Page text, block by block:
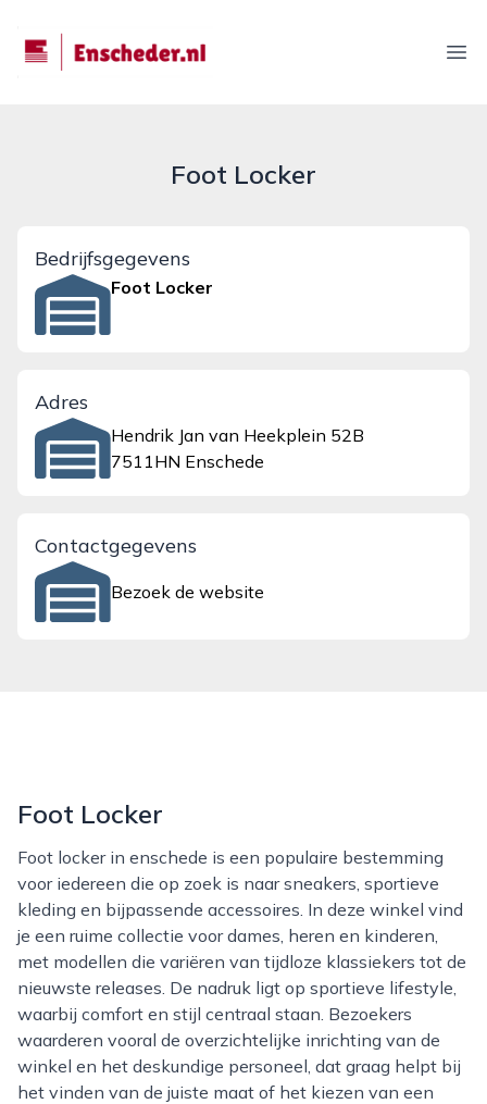
enscheder.nl
Foot Locker
Bedrijfsgegevens
Foot Locker
Adres
Hendrik Jan van Heekplein 52B
7511HN Enschede
Contactgegevens
Bezoek de website
Foot Locker
Foot locker in enschede is een populaire bestemming
voor iedereen die op zoek is naar sneakers, sportieve
kleding en bijpassende accessoires. In deze winkel vind
je een ruime collectie voor dames, heren en kinderen,
met modellen die variëren van tijdloze klassiekers tot de
nieuwste releases. De nadruk ligt op sportieve lifestyle,
waarbij comfort en stijl centraal staan. Bezoekers
waarderen vooral de overzichtelijke inrichting van de
winkel en het deskundige personeel, dat graag helpt bij
het vinden van de juiste maat of het kiezen van een